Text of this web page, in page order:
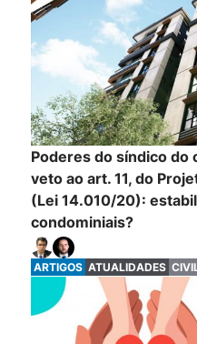
Poderes do síndico do
veto ao art. 11, do
(Lei 14.010/20):
condominiais?
ARTIGOS ATUALIDADES